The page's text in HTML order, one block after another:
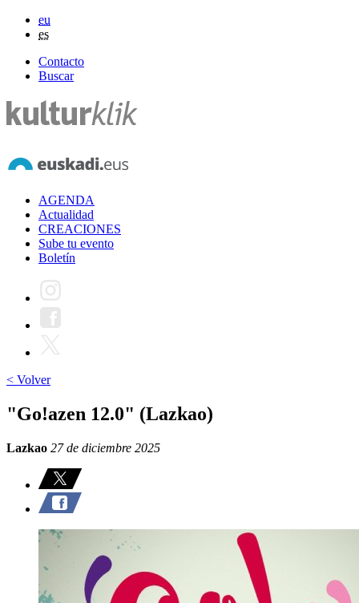
eu
es
Contacto
Buscar
AGENDA
Actualidad
CREACIONES
Sube tu evento
Boletín
< Volver
"Go!azen 12.0" (Lazkao)
Lazkao 27 de diciembre 2025